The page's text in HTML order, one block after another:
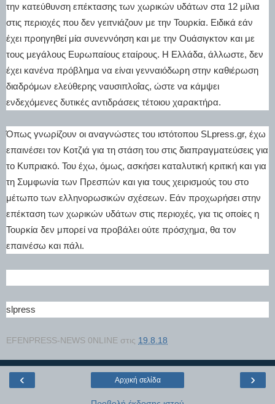
την κατεύθυνση επέκτασης των χωρικών υδάτων στα 12 μίλια
στις περιοχές που δεν γειτνιάζουν με την Τουρκία. Ειδικά εάν
έχει προηγηθεί μία συνεννόηση και με την Ουάσιγκτον και με
τους μεγάλους Ευρωπαίους εταίρους. Η Ελλάδα, άλλωστε, δεν
έχει κανένα πρόβλημα να είναι γενναιόδωρη στην καθιέρωση
διαδρόμων ελεύθερης ναυσιπλοΐας, ώστε να κάμψει
ενδεχόμενες δυτικές αντιδράσεις τέτοιου χαρακτήρα.
Όπως γνωρίζουν οι αναγνώστες του ιστότοπου SLpress.gr, έχω
επαινέσει τον Κοτζιά για τη στάση του στις διαπραγματεύσεις για
το Κυπριακό. Του έχω, όμως, ασκήσει καταλυτική κριτική και για
τη Συμφωνία των Πρεσπών και για τους χειρισμούς του στο
μέτωπο των ελληνορωσικών σχέσεων. Εάν προχωρήσει στην
επέκταση των χωρικών υδάτων στις περιοχές, για τις οποίες η
Τουρκία δεν μπορεί να προβάλει ούτε πρόσχημα, θα τον
επαινέσω και πάλι.
slpress
EFENPRESS-NEWS 0NLINE στις 19.8.18
‹ ›
Αρχική σελίδα